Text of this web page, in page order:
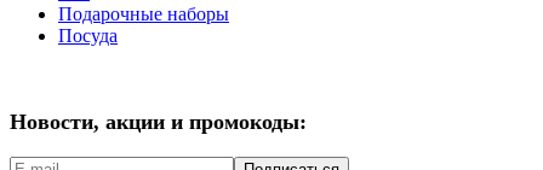
Подарочные наборы
Посуда
Новости, акции и промокоды: